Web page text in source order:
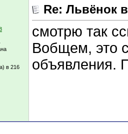
в 216
Re: Львёнок
смотрю так
Вобщем, это
объявления.